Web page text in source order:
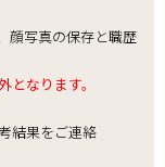
顔写真の保存と職歴
なります。
結果をご連絡